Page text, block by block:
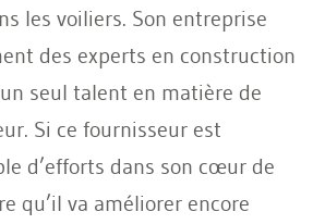
les voiliers. Son entreprise
des experts en construction
seul talent en matière de
Si ce fournisseur est
d’efforts dans son cœur de
qu’il va améliorer encore